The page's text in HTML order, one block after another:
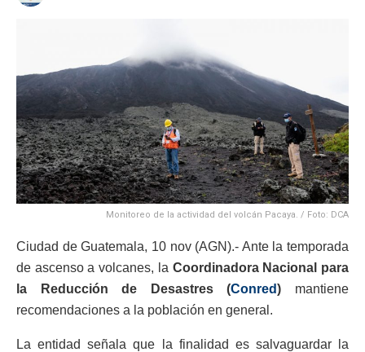
Monitoreo de la actividad del volcán Pacaya. / Foto: DCA
Ciudad de Guatemala, 10 nov (AGN).- Ante la temporada
de ascenso a volcanes, la Coordinadora Nacional para
la Reducción de Desastres (Conred) mantiene
recomendaciones a la población en general.
La entidad señala que la finalidad es salvaguardar la